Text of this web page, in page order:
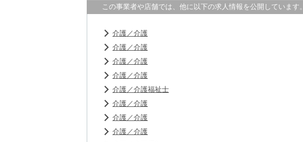
この事業者や店舗では、他に以下の求人情報を公開しています。
介護／介護
介護／介護
介護／介護
介護／介護
介護／介護福祉士
介護／介護
介護／介護
介護／介護